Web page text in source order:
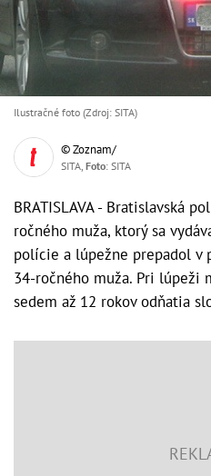
Ilustračné foto (Zdroj: SITA)
© Zoznam/
SITA, Foto: SITA
BRATISLAVA - Bratislavská
ročného muža, ktorý sa
polície a lúpežne prepadol v
34-ročného muža. Pri lúpeži
sedem až 12 rokov odňatia